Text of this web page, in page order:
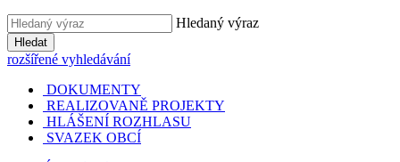
Hledaný výraz
Hledat
rozšířené vyhledávání
DOKUMENTY
REALIZOVANĚ PROJEKTY
HLÁŠENÍ ROZHLASU
SVAZEK OBCÍ